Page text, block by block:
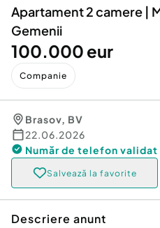
Apartament 2 camere |
Gemenii
100.000 eur
Companie
Brasov, BV
22.06.2026
Număr de telefon validat
Salvează la favorite
Descriere anunt